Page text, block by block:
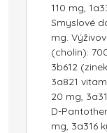
110 mg,
Smyslové
mg.
(cholin):
3b612
3a821
20 mg,
D-
mg, 3a316